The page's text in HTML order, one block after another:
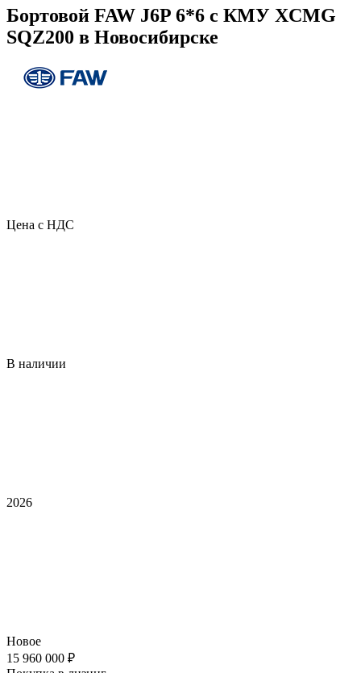
Бортовой FAW J6P 6*6 с КМУ XCMG
SQZ200 в Новосибирске
Цена с НДС
В наличии
2026
Новое
15 960 000 ₽